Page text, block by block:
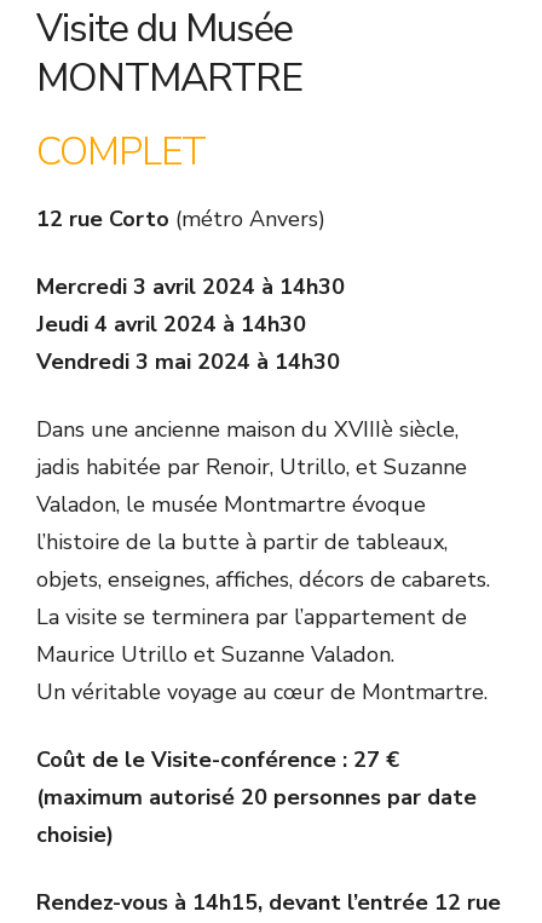
Visite du Musée
MONTMARTRE
COMPLET
12 rue Corto (métro Anvers)
Mercredi 3 avril 2024 à 14h30
Jeudi 4 avril 2024 à 14h30
Vendredi 3 mai 2024 à 14h30
Dans une ancienne maison du XVIIIè siècle,
jadis habitée par Renoir, Utrillo, et Suzanne
Valadon, le musée Montmartre évoque
l’histoire de la butte à partir de tableaux,
objets, enseignes, affiches, décors de cabarets.
La visite se terminera par l’appartement de
Maurice Utrillo et Suzanne Valadon.
Un véritable voyage au cœur de Montmartre.
Coût de le Visite-conférence : 27 €
(maximum autorisé 20 personnes par date
choisie)
Rendez-vous à 14h15, devant l’entrée 12 rue